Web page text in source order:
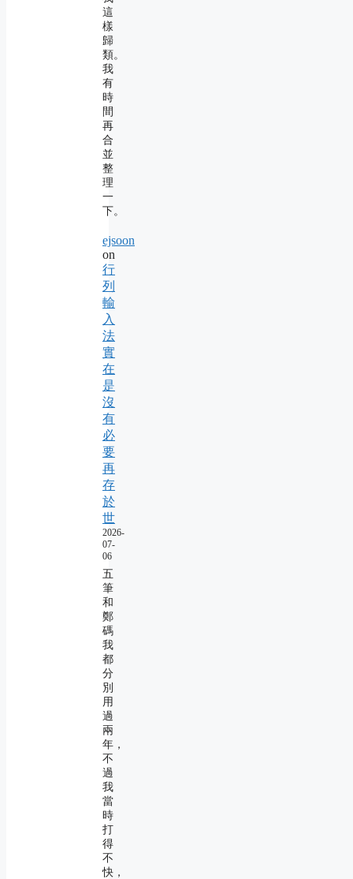
這
樣
歸
類。
我
有
時
間
再
合
並
整
理
一
下。
ejsoon
on
行
列
輸
入
法
實
在
是
沒
有
必
要
再
存
於
世
2026-
07-
06
五
筆
和
鄭
碼
我
都
分
別
用
過
兩
年，
不
過
我
當
時
打
得
不
快，